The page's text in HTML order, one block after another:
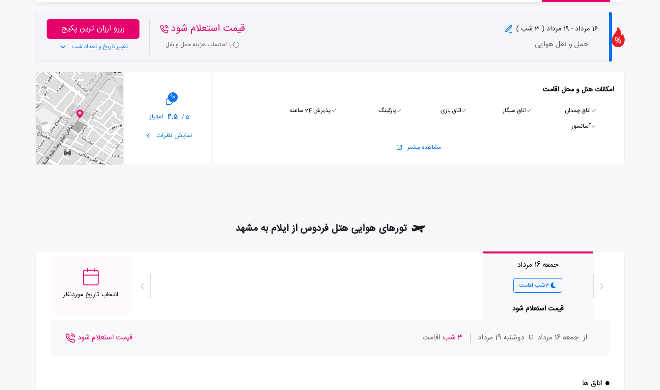
16 مرداد - 19 مرداد ( 3 شب )
حمل و نقل هوایی
قیمت استعلام شود
با احتساب هزینه حمل و نقل
رزرو ارزان ترین پکیج
تغییر تاریخ و تعداد شب
امکانات هتل و محل اقامت
اتاق چمدان اتاق سیگار اتاق بازی پارکینگ
پذیرش 24 ساعته
آسانسور
مشاهده بیشتر
90
5 /
4.5 امتیاز
نمایش نظرات
تورهای هوایی هتل فردوس از ایلام به مشهد
جمعه 16 مرداد
3شب اقامت
قیمت استعلام شود
انتخاب تاریخ موردنظر
از جمعه 16 مرداد تا دوشنبه 19 مرداد 3 شب اقامت قیمت استعلام شود
اتاق ها